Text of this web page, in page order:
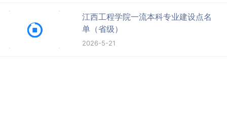
江西工程学院一流本科专业建设点名
单（省级）
2026-5-21